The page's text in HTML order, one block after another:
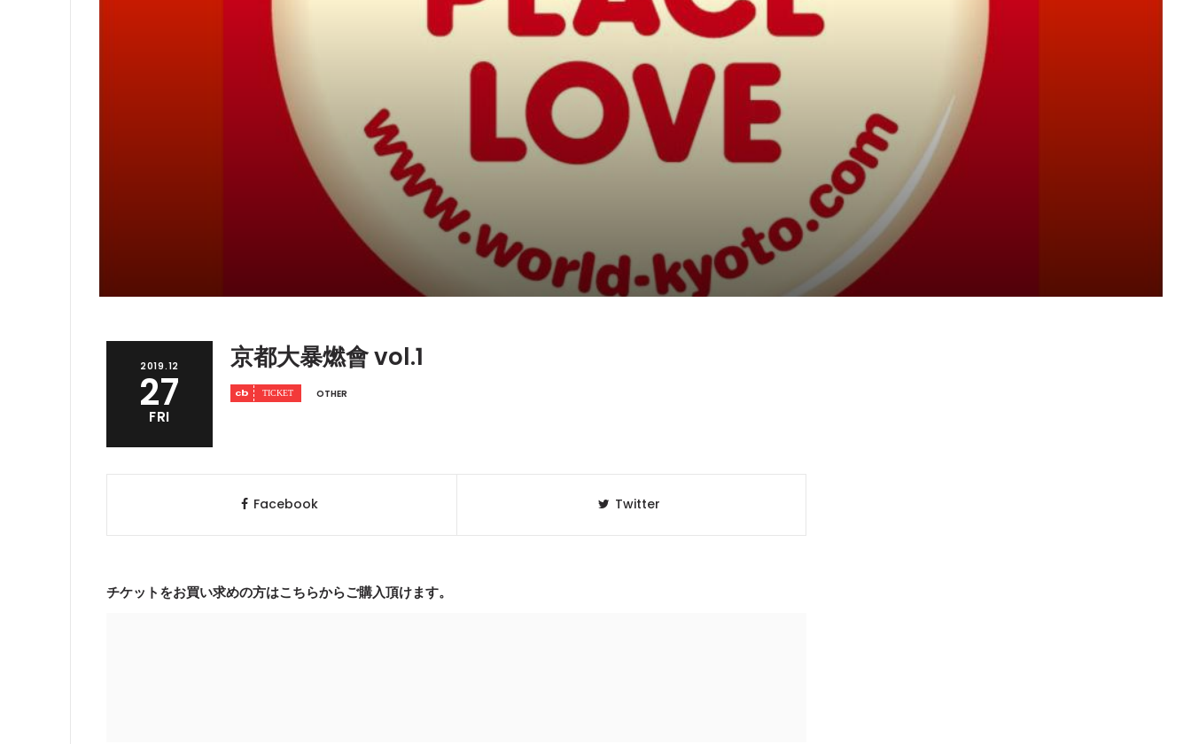
2019.12
27
FRI
京都大暴燃會 vol.1
OTHER
Facebook Twitter
チケットをお買い求めの方はこちらからご購入頂けます。